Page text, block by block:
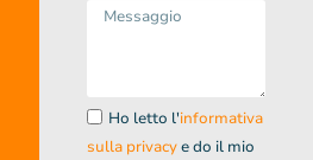
Ho letto l'informativa
sulla privacye do il mio